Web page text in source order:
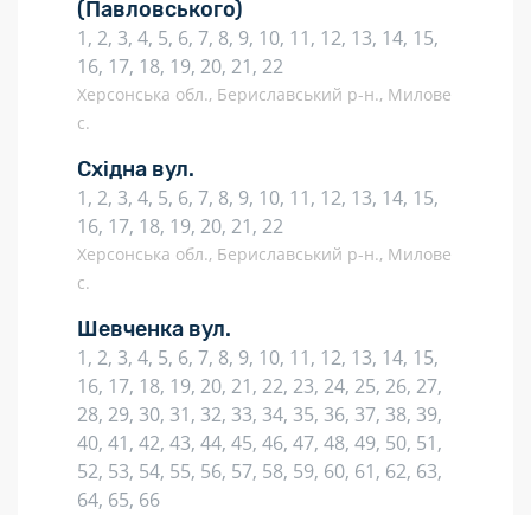
(Павловського)
1, 2, 3, 4, 5, 6, 7, 8, 9, 10, 11, 12, 13, 14, 15,
16, 17, 18, 19, 20, 21, 22
Херсонська обл., Бериславський р-н., Милове
с.
Східна вул.
1, 2, 3, 4, 5, 6, 7, 8, 9, 10, 11, 12, 13, 14, 15,
16, 17, 18, 19, 20, 21, 22
Херсонська обл., Бериславський р-н., Милове
с.
Шевченка вул.
1, 2, 3, 4, 5, 6, 7, 8, 9, 10, 11, 12, 13, 14, 15,
16, 17, 18, 19, 20, 21, 22, 23, 24, 25, 26, 27,
28, 29, 30, 31, 32, 33, 34, 35, 36, 37, 38, 39,
40, 41, 42, 43, 44, 45, 46, 47, 48, 49, 50, 51,
52, 53, 54, 55, 56, 57, 58, 59, 60, 61, 62, 63,
64, 65, 66